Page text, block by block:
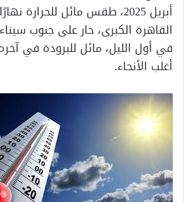
أبريل 2025، طقس مائل
القاهرة الكبرى، حار على جنوب
في أول الليل، مائل للبرودة في
أغلب الأنحاء.